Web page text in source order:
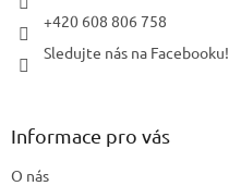
+420 608 806 758
Sledujte nás na Facebooku!
Informace pro vás
O nás